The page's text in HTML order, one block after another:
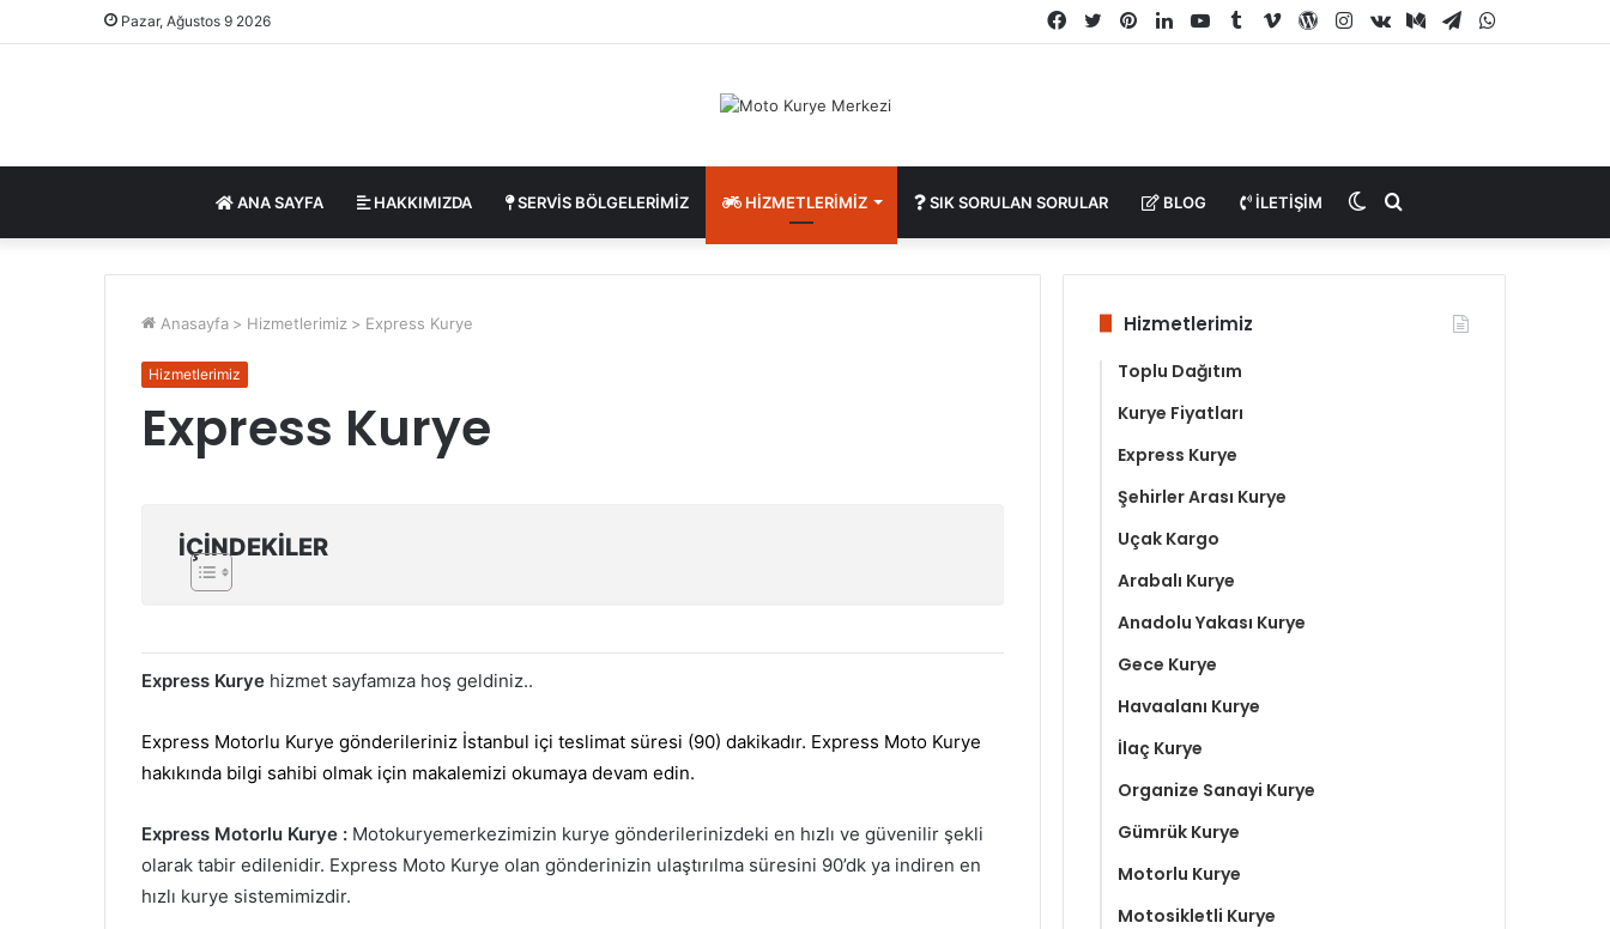
Pazar, Ağustos 9 2026 Telegram
Medium
vk.com
Instagram
WordPress
Vimeo
Tumblr
YouTube
LinkedIn
Pinterest
Twitter
Facebook
ANA SAYFA HAKKIMIZDA SERVIS BÖLGELERIMIZ HIZMETLERIMIZ SIK SORULAN SORULAR BLOG İLETIŞIM
yap
Dış
görünümü
Anasayfa > Hizmetlerimiz > Express Kurye
Hizmetlerimiz
Express Kurye
İÇINDEKILER
Express Kurye hizmet sayfamıza hoş geldiniz..
Express Motorlu Kurye gönderileriniz İstanbul içi teslimat süresi (90) dakikadır. Express Moto Kurye
hakıkında bilgi sahibi olmak için makalemizi okumaya devam edin.
Express Motorlu Kurye : Motokuryemerkezimizin kurye gönderilerinizdeki en hızlı ve güvenilir şekli
olarak tabir edilenidir. Express Moto Kurye olan gönderinizin ulaştırılma süresini 90’dk ya indiren en
hızlı kurye sistemimizdir.
Hizmetlerimiz
Toplu Dağıtım
Kurye Fiyatları
Express Kurye
Şehirler Arası Kurye
Uçak Kargo
Arabalı Kurye
Anadolu Yakası Kurye
Gece Kurye
Havaalanı Kurye
İlaç Kurye
Organize Sanayi Kurye
Gümrük Kurye
Motorlu Kurye
Motosikletli Kurye